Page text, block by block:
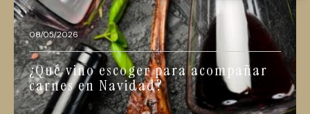
08/05/2026
¿Qué vino escoger para acompañar
carnes en Navidad?